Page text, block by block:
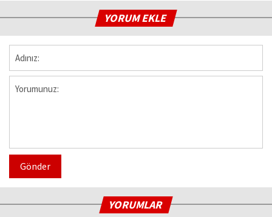
YORUM EKLE
Gönder
YORUMLAR